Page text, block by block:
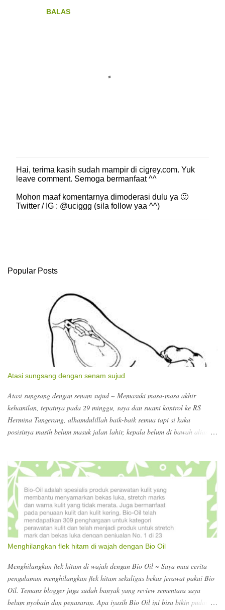
BALAS
P
o
t
n
n
Hai, terima kasih sudah mampir di cigrey.com. Yuk
leave comment. Semoga bermanfaat ^^
Mohon maaf komentarnya dimoderasi dulu ya 🙂
Twitter / IG : @uciggg (sila follow yaa ^^)
Popular Posts
Atasi sungsang dengan senam sujud
Atasi sungsang dengan senam sujud ~ Memasuki masa-masa akhir
kehamilan, tepatnya pada 29 minggu, saya dan suami kontrol ke RS
Hermina Tangerang, alhamdulillah baik-baik semua tapi si kaka
posisinya masih belum masuk jalan lahir, kepala belum di bawah alias
menit. Wow?? Perlu diinget supaya melakukannya di atas tempat tidur
aja atau alas yang empuk, biar kalau si bumil oleng jatuh kecapean ngga
kena dasar yang keras. Ngomong-ngomong masa akhir kehamilan, pas di
RS kita diarahkan untuk registrasi untuk persalinan. Berhubung melihat
search keywords yang terdampar ke blog ini, ada yang nyari nomor
telepon Hermina, ada yang nyari biaya dokter kandungan di Hermina
Tangerang. Kalau dokter kandungan untuk konsultasi dokter obsgyn Rp.
126.000. itu sudah termasuk USG. Nomor teleponnya bisa ke 021-
55772525. Biasanya sebelum kontrol, melakukan booking lew...
Menghilangkan flek hitam di wajah dengan Bio Oil
Menghilangkan flek hitam di wajah dengan Bio Oil ~ Saya mau cerita
pengalaman menghilangkan flek hitam sekaligus bekas jerawat pakai Bio
Oil. Temans blogger juga sudah banyak yang review sementara saya
belum nyobain dan penasaran. Apa iyasih Bio Oil ini bisa bikin pudar